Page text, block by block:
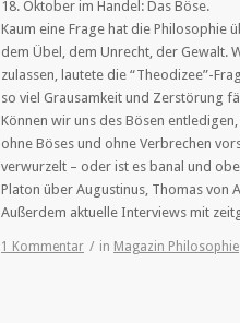
18. Oktober im Handel: Das Böse.
Kaum eine Frage hat die Philosophie
dem Übel, dem Unrecht, der Gewalt.
zulassen, lautete die “Theodizee”-
so viel Grausamkeit und Zerstörung
Können wir uns des Bösen
ohne Böses und ohne Verbrechen
verwurzelt – oder ist es banal und
Platon über Augustinus, Thomas von
Außerdem aktuelle Interviews mit
1 Kommentar / in Magazin Philosophie